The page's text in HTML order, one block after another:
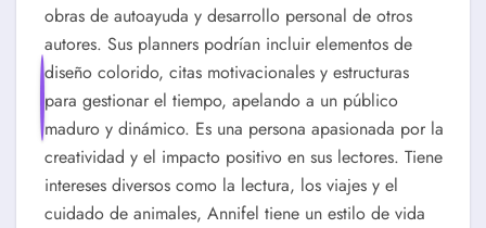
obras de autoayuda y desarrollo personal de otros
autores. Sus planners podrían incluir elementos de
diseño colorido, citas motivacionales y estructuras
para gestionar el tiempo, apelando a un público
maduro y dinámico. Es una persona apasionada por la
creatividad y el impacto positivo en sus lectores. Tiene
intereses diversos como la lectura, los viajes y el
cuidado de animales, Annifel tiene un estilo de vida